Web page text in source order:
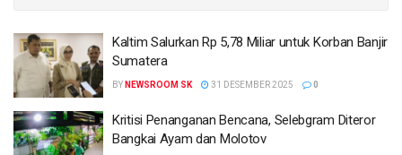
Kaltim Salurkan Rp 5,78 Miliar untuk Korban Banjir
Sumatera
BY NEWSROOM SK 31 DESEMBER 2025 0
Kritisi Penanganan Bencana, Selebgram Diteror
Bangkai Ayam dan Molotov